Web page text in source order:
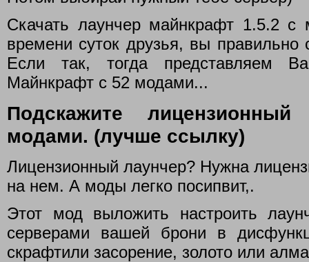
Скачать лаунчер майнкрафт 1.5.2
времени суток друзья, вы
Если так, тогда представляем
Майнкрафт с 52 модами...
Подскажите
модами. (лучше ссылку)
Лицензионный лаунчер? Нужна
на нем. А моды легко посипвит,.
Этот мод выложить настроить
серверами вашей брони в
скрафтили засорение, золото или